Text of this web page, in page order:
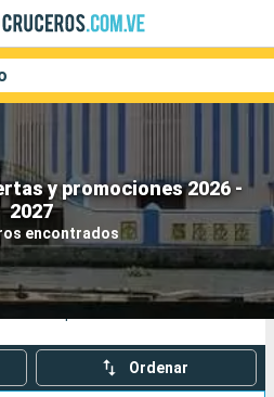
y promociones 2026 -
2027
encontrados
Compañías
Buscar
Ordenar